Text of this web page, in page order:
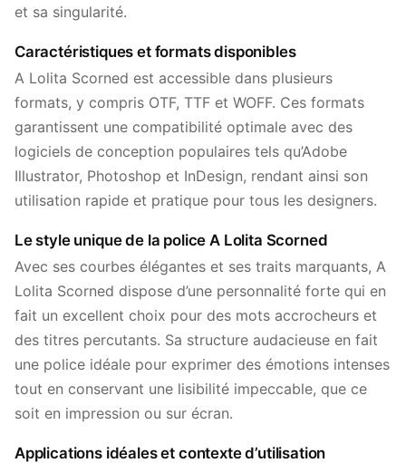
et sa singularité.
Caractéristiques et formats disponibles
A Lolita Scorned est accessible dans plusieurs
formats, y compris OTF, TTF et WOFF. Ces formats
garantissent une compatibilité optimale avec des
logiciels de conception populaires tels qu’Adobe
Illustrator, Photoshop et InDesign, rendant ainsi son
utilisation rapide et pratique pour tous les designers.
Le style unique de la police A Lolita Scorned
Avec ses courbes élégantes et ses traits marquants, A
Lolita Scorned dispose d’une personnalité forte qui en
fait un excellent choix pour des mots accrocheurs et
des titres percutants. Sa structure audacieuse en fait
une police idéale pour exprimer des émotions intenses
tout en conservant une lisibilité impeccable, que ce
soit en impression ou sur écran.
Applications idéales et contexte d’utilisation